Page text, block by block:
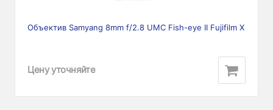
Объектив Samyang 8mm f/2.8 UMC Fish-eye II Fujifilm X
Цену уточняйте